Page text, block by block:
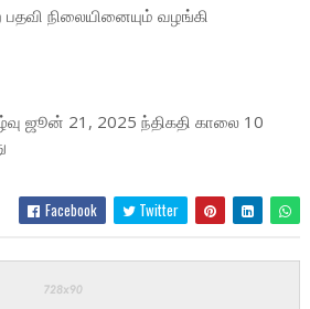
நிலையினையும் வழங்கி
ஜூன் 21, 2025 ந்திகதி காலை 10
Facebook Twitter